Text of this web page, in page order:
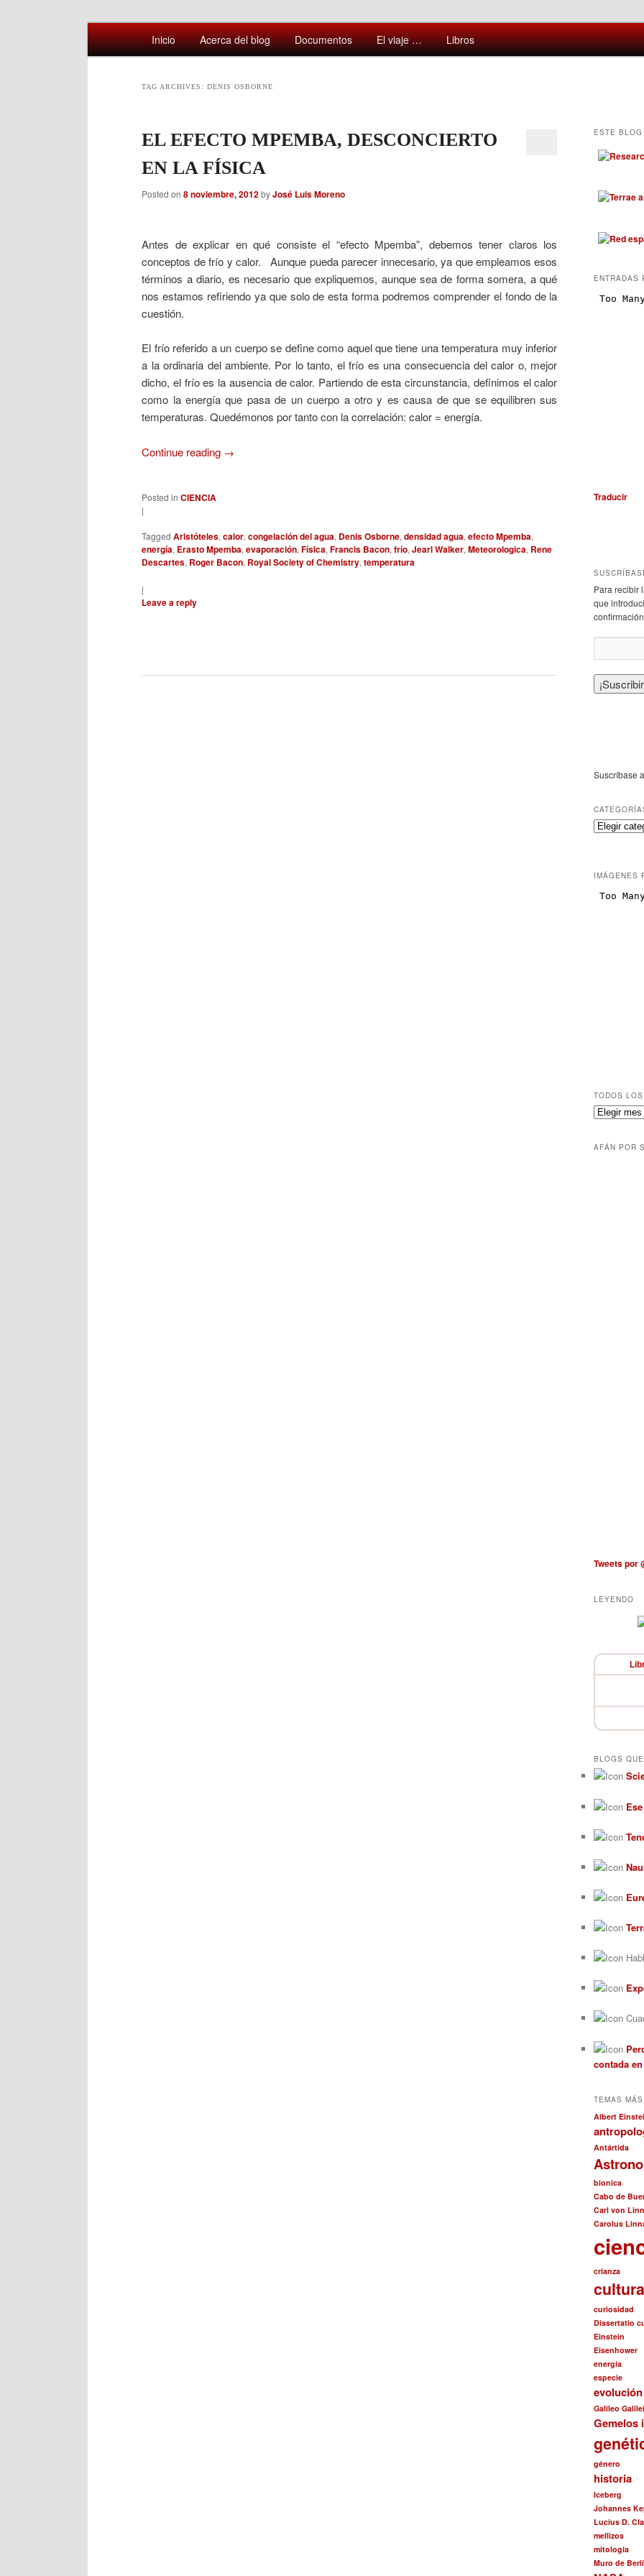
Comentarios sobre aspectos interesantes y sorprendentes del mundo que nos rodea
Main
menu
Skip
content
Skip
content
Inicio Acerca del blog Documentos El viaje … Libros
TAG ARCHIVES:DENIS OSBORNE
EL EFECTO MPEMBA, DESCONCIERTO
EN LA FÍSICA
Posted on8 noviembre, 2012byJosé Luis Moreno
Antes de explicar en qué consiste el “efecto Mpemba”, debemos tener claros los
conceptos de frío y calor. Aunque pueda parecer innecesario, ya que empleamos esos
términos a diario, es necesario que expliquemos, aunque sea de forma somera, a qué
nos estamos refiriendo ya que solo de esta forma podremos comprender el fondo de la
cuestión.
El frío referido a un cuerpo se define como aquel que tiene una temperatura muy inferior
a la ordinaria del ambiente. Por lo tanto, el frío es una consecuencia del calor o, mejor
dicho, el frío es la ausencia de calor. Partiendo de esta circunstancia, definimos el calor
como la energía que pasa de un cuerpo a otro y es causa de que se equilibren sus
temperaturas. Quedémonos por tanto con la correlación: calor = energía.
Continue reading →
Posted in CIENCIA
|
Tagged Aristóteles,calor,congelación del agua, Denis Osborne,densidad agua,efecto Mpemba,
energía, Erasto Mpemba,evaporación,Física,Francis Bacon,frío,Jearl Walker,Meteorologica, Rene
Descartes, Roger Bacon, Royal Society of Chemistry,temperatura
|
Leave a reply
ESTE
ENTRADAS
Traducir
Para recibir
que
Suscríbase
IMÁGENES
TODOS
AFÁN POR
Tweets por
LEYENDO
BLOGS
contada
TEMAS
Albert
Antártida
bionica
Cabo de
Carl von
Carolus
crianza
cultura
curiosidad
Dissertatio
Einstein
Eisenhower
energía
especie
Galileo Galilei
Gemelos
género
historia
Iceberg
Johannes
Lucius D.
mellizos
mitología
Muro de